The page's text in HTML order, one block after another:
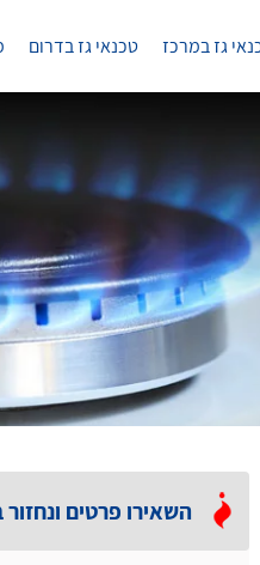
גז במרכז טכנאי גז בדרום
השאירו פרטים